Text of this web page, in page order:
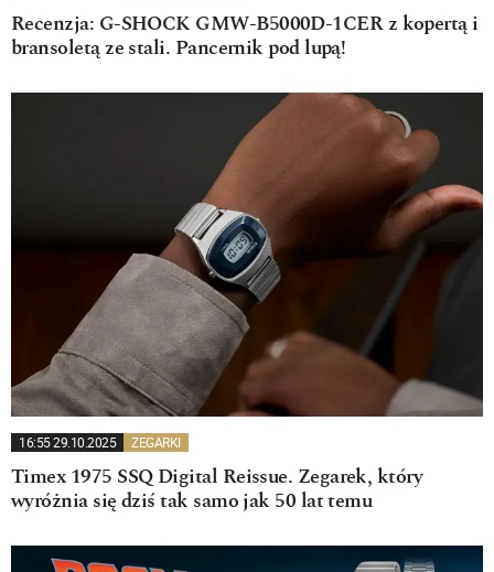
Recenzja: G-SHOCK GMW-B5000D-1CER z kopertą i
bransoletą ze stali. Pancernik pod lupą!
16:55 29.10.2025 ZEGARKI
Timex 1975 SSQ Digital Reissue. Zegarek, który
wyróżnia się dziś tak samo jak 50 lat temu